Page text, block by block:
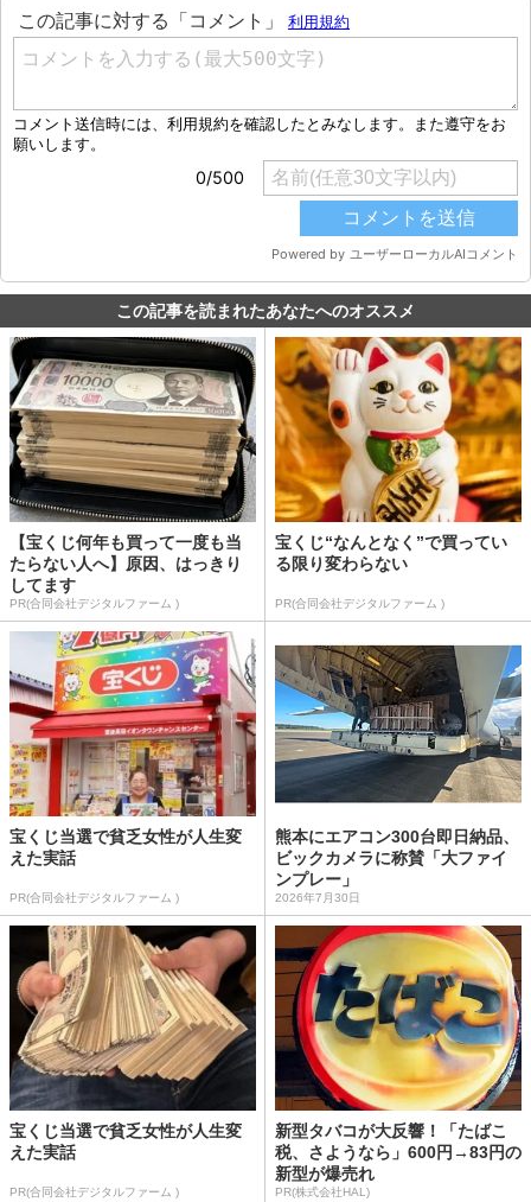
この記事を読まれたあなたへのオススメ
【宝くじ何年も買って一度も当
たらない人へ】原因、はっきり
してます
PR(合同会社デジタルファーム )
宝くじ“なんとなく”で買ってい
る限り変わらない
PR(合同会社デジタルファーム )
宝くじ当選で貧乏女性が人生変
えた実話
PR(合同会社デジタルファーム )
熊本にエアコン300台即日納品、
ビックカメラに称賛「大ファイ
ンプレー」
2026年7月30日
宝くじ当選で貧乏女性が人生変
えた実話
PR(合同会社デジタルファーム )
新型タバコが大反響！「たばこ
税、さようなら」600円→83円の
新型が爆売れ
PR(株式会社HAL)